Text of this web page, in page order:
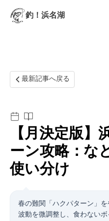
釣！浜名湖
最新記事
最新記事へ戻る
【3月決定版
ーン攻略：Sasuke
使い分け
春の難関「ハクパターン」をSasuke
波動を微調整し、食わない